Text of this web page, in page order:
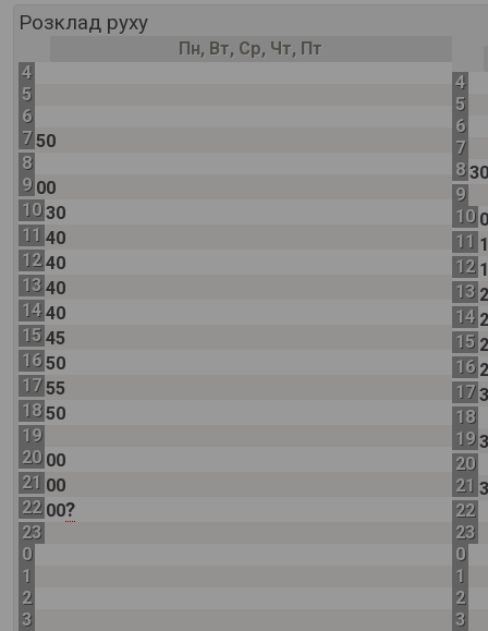
Розклад руху
Пн, Вт, Ср, Чт, Пт
4
5
6
7 50
8
9 00
10 30
11 40
12 40
13 40
14 40
15 45
16 50
17 55
18 50
19
20 00
21 00
22 00?
23
0
1
2
3
4
5
6
7
8
9
10
11
12
13
14
15
16
17
18
19
20
21
22
23
0
1
2
3